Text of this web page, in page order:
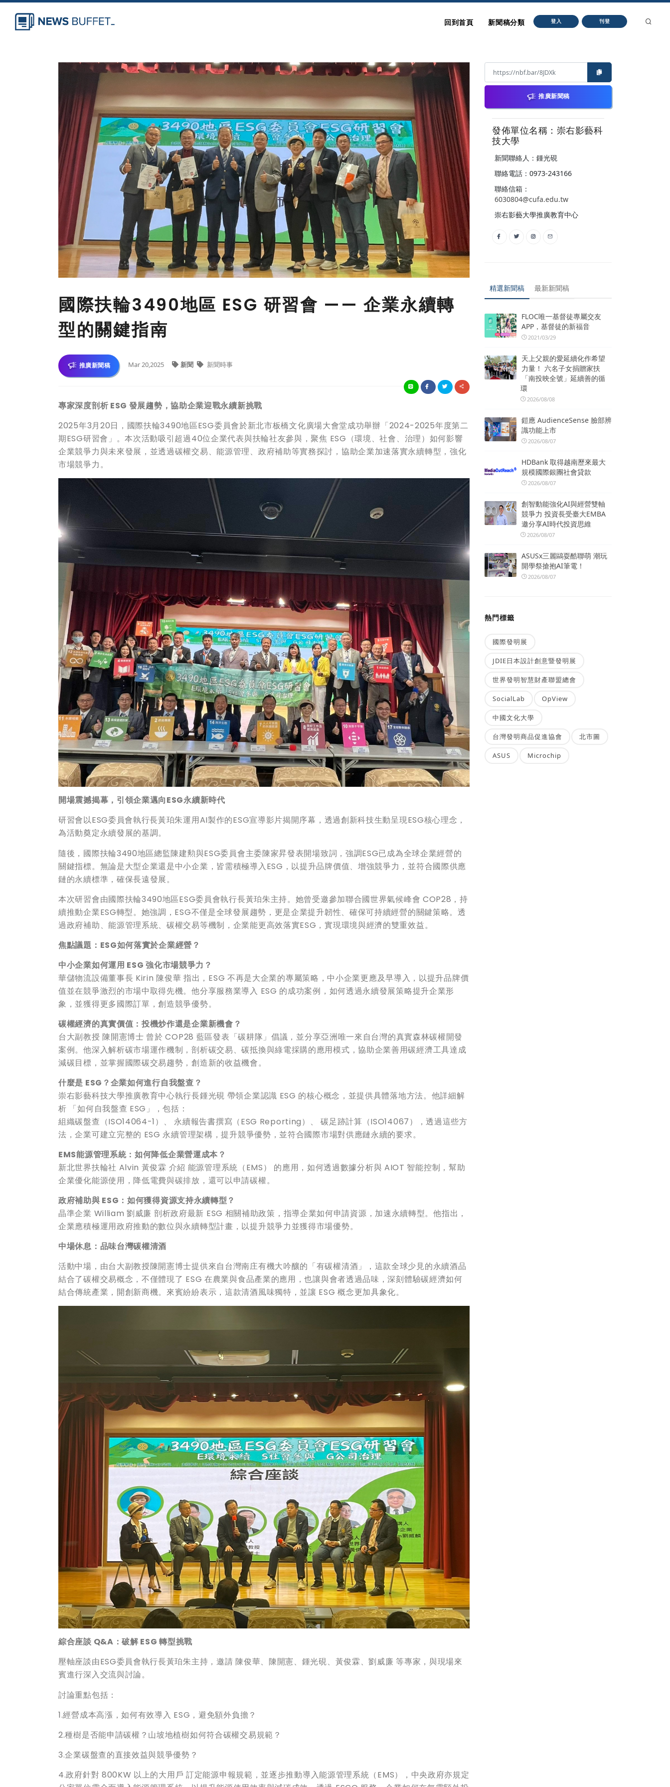
回到首頁 新聞稿分類 登入 刊登
國際扶輪3490地區 ESG 研習會 —— 企業永續轉
型的關鍵指南
推廣新聞稿 Mar 20,2025 新聞 新聞時事
專家深度剖析 ESG 發展趨勢，協助企業迎戰永續新挑戰
2025年3月20日，國際扶輪3490地區ESG委員會於新北市板橋文化廣場大會堂成功舉辦「2024-2025年度第二
期ESG研習會」。本次活動吸引超過40位企業代表與扶輪社友參與，聚焦 ESG（環境、社會、治理）如何影響
企業競爭力與未來發展，並透過碳權交易、能源管理、政府補助等實務探討，協助企業加速落實永續轉型，強化
市場競爭力。
開場震撼揭幕，引領企業邁向ESG永續新時代
研習會以ESG委員會執行長黃珀朱運用AI製作的ESG宣導影片揭開序幕，透過創新科技生動呈現ESG核心理念，
為活動奠定永續發展的基調。
隨後，國際扶輪3490地區總監陳建勲與ESG委員會主委陳家昇發表開場致詞，強調ESG已成為全球企業經營的
關鍵指標。無論是大型企業還是中小企業，皆需積極導入ESG，以提升品牌價值、增強競爭力，並符合國際供應
鏈的永續標準，確保長遠發展。
本次研習會由國際扶輪3490地區ESG委員會執行長黃珀朱主持。她曾受邀參加聯合國世界氣候峰會 COP28，持
續推動企業ESG轉型。她強調，ESG不僅是全球發展趨勢，更是企業提升韌性、確保可持續經營的關鍵策略。透
過政府補助、能源管理系統、碳權交易等機制，企業能更高效落實ESG，實現環境與經濟的雙重效益。
焦點議題：ESG如何落實於企業經營？
中小企業如何運用 ESG強化市場競爭力？
華儲物流設備董事長 Kirin 陳俊華 指出，ESG 不再是大企業的專屬策略，中小企業更應及早導入，以提升品牌價
值並在競爭激烈的市場中取得先機。他分享服務業導入 ESG 的成功案例，如何透過永續發展策略提升企業形
象，並獲得更多國際訂單，創造競爭優勢。
碳權經濟的真實價值：投機炒作還是企業新機會？
台大副教授 陳開憲博士 曾於 COP28 藍區發表「碳耕隊」倡議，並分享亞洲唯一來自台灣的真實森林碳權開發
案例。他深入解析碳市場運作機制，剖析碳交易、碳抵換與綠電採購的應用模式，協助企業善用碳經濟工具達成
減碳目標，並掌握國際碳交易趨勢，創造新的收益機會。
什麼是 ESG ？企業如何進行自我盤查？
崇右影藝科技大學推廣教育中心執行長鍾光硯 帶領企業認識 ESG 的核心概念，並提供具體落地方法。他詳細解
析 「如何自我盤查 ESG」，包括：
組織碳盤查（ISO14064-1）、 永續報告書撰寫（ESG Reporting）、 碳足跡計算（ISO14067），透過這些方
法，企業可建立完整的 ESG 永續管理架構，提升競爭優勢，並符合國際市場對供應鏈永續的要求。
EMS能源管理系統：如何降低企業營運成本？
新北世界扶輪社 Alvin 黃俊霖 介紹 能源管理系統（EMS） 的應用，如何透過數據分析與 AIOT 智能控制，幫助
企業優化能源使用，降低電費與碳排放，還可以申請碳權。
政府補助與 ESG ：如何獲得資源支持永續轉型？
晶準企業 William 劉威廉 剖析政府最新 ESG 相關補助政策，指導企業如何申請資源，加速永續轉型。他指出，
企業應積極運用政府推動的數位與永續轉型計畫，以提升競爭力並獲得市場優勢。
中場休息：品味台灣碳權清酒
活動中場，由台大副教授陳開憲博士提供來自台灣南庄有機大吟釀的「有碳權清酒」，這款全球少見的永續酒品
結合了碳權交易概念，不僅體現了 ESG 在農業與食品產業的應用，也讓與會者透過品味，深刻體驗碳經濟如何
結合傳統產業，開創新商機。來賓紛紛表示，這款清酒風味獨特，並讓 ESG 概念更加具象化。
綜合座談 Q&A ：破解 ESG轉型挑戰
壓軸座談由ESG委員會執行長黃珀朱主持，邀請 陳俊華、陳開憲、鍾光硯、黃俊霖、劉威廉 等專家，與現場來
賓進行深入交流與討論。
討論重點包括：
1.經營成本高漲，如何有效導入 ESG，避免額外負擔？
2.種樹是否能申請碳權？山坡地植樹如何符合碳權交易規範？
3.企業碳盤查的直接效益與競爭優勢？
4.政府針對 800KW 以上的大用戶 訂定能源申報規範，並逐步推動導入能源管理系統（EMS），中央政府亦規定
推廣新聞稿
發佈單位名稱：崇右影藝科
技大學
新聞聯絡人：鍾光硯
聯絡電話：0973-243166
聯絡信箱：
6030804@cufa.edu.tw
崇右影藝大學推廣教育中心
精選新聞稿 最新新聞稿
FLOC唯一基督徒專屬交友
APP，基督徒的新福音
2021/03/29
天上父親的愛延續化作希望
力量！ 六名子女捐贈家扶
「南投映全號」延續善的循
環
2026/08/08
鎧應 AudienceSense 臉部辨
識功能上市
2026/08/07
HDBank 取得越南歷來最大
規模國際銀團社會貸款
2026/08/07
創智動能強化AI與經營雙軸
競爭力 投資長受臺大EMBA
邀分享AI時代投資思維
2026/08/07
ASUSx三麗鷗耍酷聯萌 潮玩
開學祭搶抱AI筆電！
2026/08/07
熱門標籤
國際發明展
JDIE日本設計創意暨發明展
世界發明智慧財產聯盟總會
SocialLab OpView
中國文化大學
台灣發明商品促進協會 北市圖
ASUS Microchip